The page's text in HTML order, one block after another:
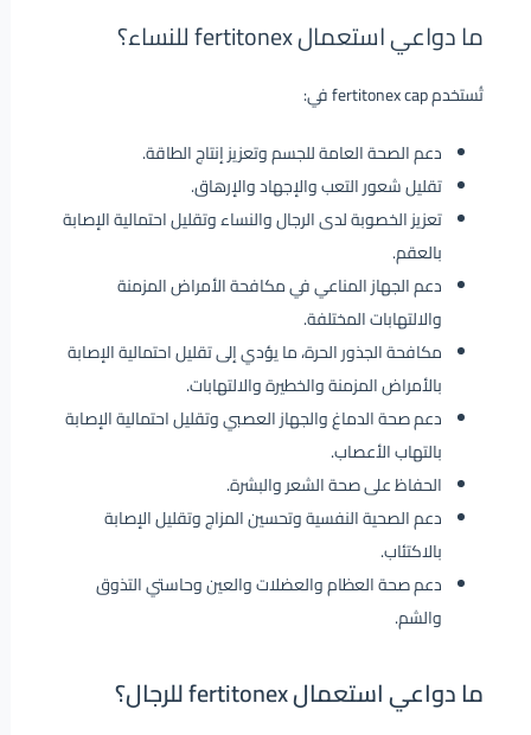
ما دواعي استعمال fertitonex للنساء؟
تُستخدم fertitonex cap في:
دعم الصحة العامة للجسم وتعزيز إنتاج الطاقة.
تقليل شعور التعب والإجهاد والإرهاق.
تعزيز الخصوبة لدى الرجال والنساء وتقليل احتمالية الإصابة
بالعقم.
دعم الجهاز المناعي في مكافحة الأمراض المزمنة
والالتهابات المختلفة.
مكافحة الجذور الحرة، ما يؤدي إلى تقليل احتمالية الإصابة
بالأمراض المزمنة والخطيرة والالتهابات.
دعم صحة الدماغ والجهاز العصبي وتقليل احتمالية الإصابة
بالتهاب الأعصاب.
الحفاظ على صحة الشعر والبشرة.
دعم الصحية النفسية وتحسين المزاج وتقليل الإصابة
بالاكتئاب.
دعم صحة العظام والعضلات والعين وحاستي التذوق
والشم.
ما دواعي استعمال fertitonex للرجال؟